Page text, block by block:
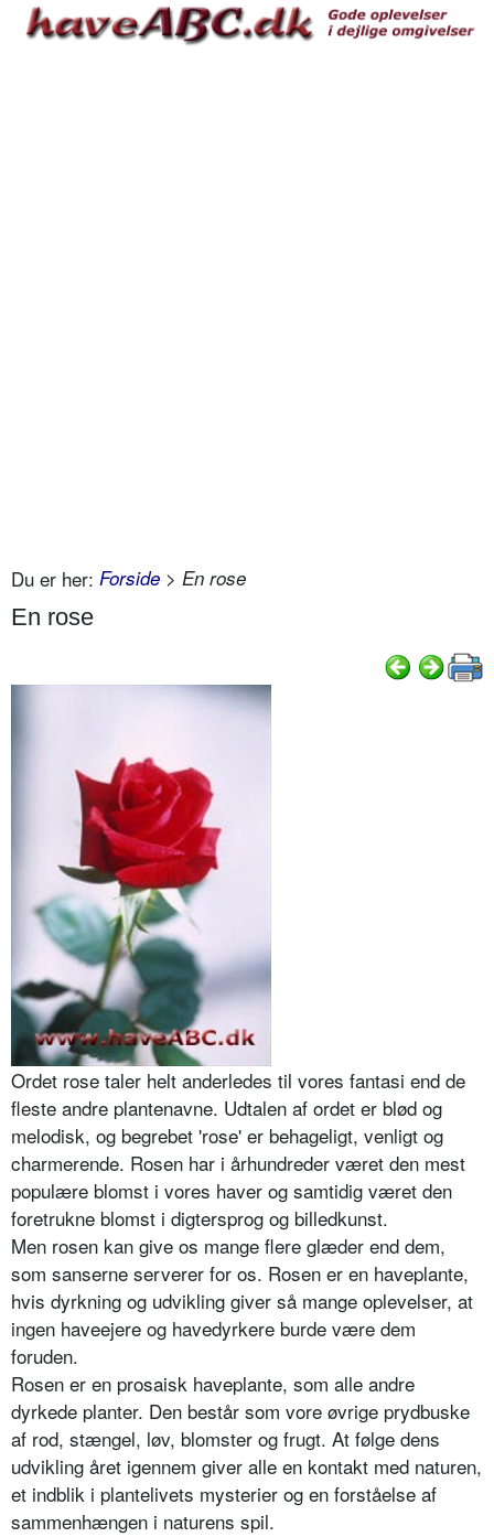
Du er her: Forside > En rose
En rose
Ordet rose taler helt anderledes til vores fantasi end de
fleste andre plantenavne. Udtalen af ordet er blød og
melodisk, og begrebet 'rose' er behageligt, venligt og
charmerende. Rosen har i århundreder været den mest
populære blomst i vores haver og samtidig været den
foretrukne blomst i digtersprog og billedkunst.
Men rosen kan give os mange flere glæder end dem,
som sanserne serverer for os. Rosen er en haveplante,
hvis dyrkning og udvikling giver så mange oplevelser, at
ingen haveejere og havedyrkere burde være dem
foruden.
Rosen er en prosaisk haveplante, som alle andre
dyrkede planter. Den består som vore øvrige prydbu­ske
af rod, stængel, løv, blomster og frugt. At følge dens
udvikling året igennem giver alle en kontakt med naturen,
et indblik i plantelivets mysterier og en forstå­else af
sammenhængen i naturens spil.